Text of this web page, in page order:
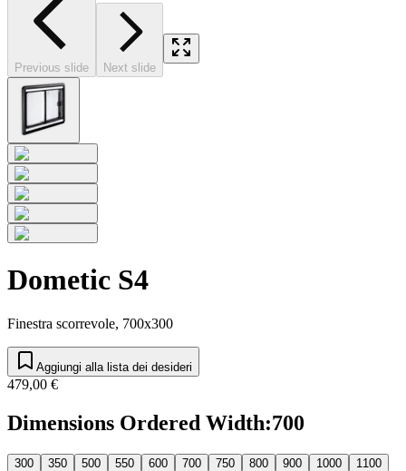
Previous slide Next slide
Dometic S4
Finestra scorrevole, 700x300
Aggiungi alla lista dei desideri
479,00 €
Dimensions Ordered Width:700
300 350 500 550 600 700 750 800 900 1000
1100